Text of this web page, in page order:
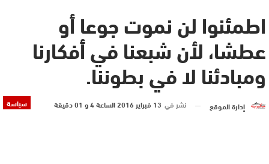
اطمئنوا لن نموت جوعا أو
عطشا، لأن شبعنا في أفكارنا
ومبادئنا لا في بطوننا.
سياسة إدارة الموقع نشر في 13 فبراير 2016 الساعة 4 و 01 دقيقة